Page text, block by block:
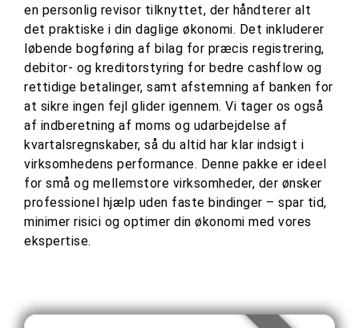
en personlig revisor tilknyttet, der håndterer alt
det praktiske i din daglige økonomi. Det inkluderer
løbende bogføring af bilag for præcis registrering,
debitor- og kreditorstyring for bedre cashflow og
rettidige betalinger, samt afstemning af banken for
at sikre ingen fejl glider igennem. Vi tager os også
af indberetning af moms og udarbejdelse af
kvartalsregnskaber, så du altid har klar indsigt i
virksomhedens performance. Denne pakke er ideel
for små og mellemstore virksomheder, der ønsker
professionel hjælp uden faste bindinger – spar tid,
minimer risici og optimer din økonomi med vores
ekspertise.